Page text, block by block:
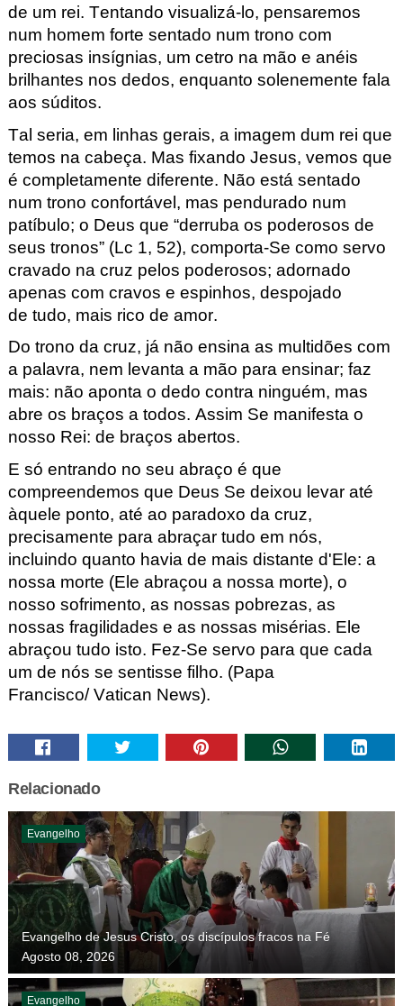
de um rei. Tentando visualizá-lo, pensaremos
num homem forte sentado num trono com
preciosas insígnias, um cetro na mão e anéis
brilhantes nos dedos, enquanto solenemente fala
aos súditos.
Tal seria, em linhas gerais, a imagem dum rei que
temos na cabeça. Mas fixando Jesus, vemos que
é completamente diferente. Não está sentado
num trono confortável, mas pendurado num
patíbulo; o Deus que “derruba os poderosos de
seus tronos”(Lc 1, 52), comporta-Se como servo
cravado na cruz pelos poderosos; adornado
apenas com cravos e espinhos, despojado
de tudo, mais rico de amor.
Do trono da cruz, já não ensina as multidões com
a palavra, nem levanta a mão para ensinar; faz
mais: não aponta o dedo contra ninguém, mas
abre os braços a todos. Assim Se manifesta o
nosso Rei: de braços abertos.
E só entrando no seu abraço é que
compreendemos que Deus Se deixou levar até
àquele ponto, até ao paradoxo da cruz,
precisamente para abraçar tudo em nós,
incluindo quanto havia de mais distante d'Ele: a
nossa morte (Ele abraçou a nossa morte), o
nosso sofrimento, as nossas pobrezas, as
nossas fragilidades e as nossas misérias. Ele
abraçou tudo isto. Fez-Se servo para que cada
um de nós se sentisse filho. (Papa
Francisco/ Vatican News).
Relacionado
Evangelho
Evangelho de Jesus Cristo, os discípulos fracos na Fé
Agosto 08, 2026
Evangelho